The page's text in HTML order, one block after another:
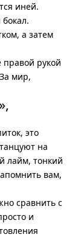
иней.
а затем
правой рукой
мир,
это
на
лайм, тонкий
вам,
сравнить с
и